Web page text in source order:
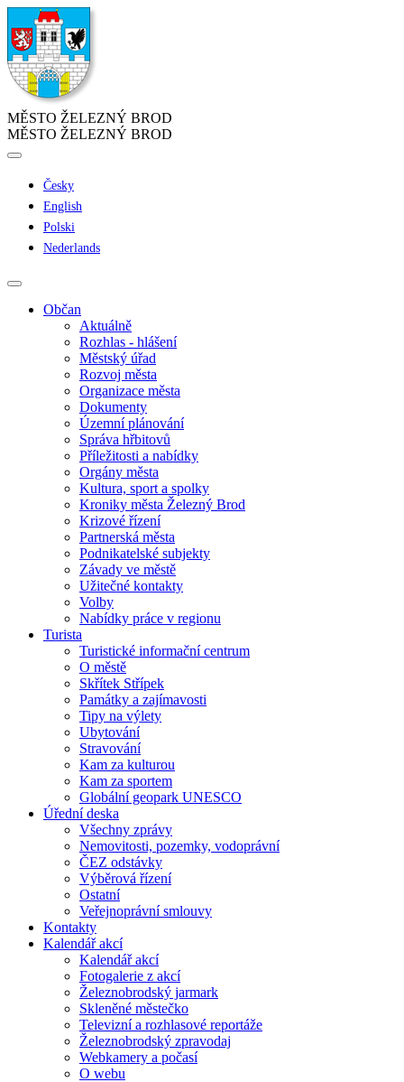
MĚSTO ŽELEZNÝ BROD
MĚSTO ŽELEZNÝ BROD
Česky
English
Polski
Nederlands
Občan
Aktuálně
Rozhlas - hlášení
Městský úřad
Rozvoj města
Organizace města
Dokumenty
Územní plánování
Správa hřbitovů
Příležitosti a nabídky
Orgány města
Kultura, sport a spolky
Kroniky města Železný Brod
Krizové řízení
Partnerská města
Podnikatelské subjekty
Závady ve městě
Užitečné kontakty
Volby
Nabídky práce v regionu
Turista
Turistické informační centrum
O městě
Skřítek Střípek
Památky a zajímavosti
Tipy na výlety
Ubytování
Stravování
Kam za kulturou
Kam za sportem
Globální geopark UNESCO
Úřední deska
Všechny zprávy
Nemovitosti, pozemky, vodoprávní
ČEZ odstávky
Výběrová řízení
Ostatní
Veřejnoprávní smlouvy
Kontakty
Kalendář akcí
Kalendář akcí
Fotogalerie z akcí
Železnobrodský jarmark
Skleněné městečko
Televizní a rozhlasové reportáže
Železnobrodský zpravodaj
Webkamery a počasí
O webu